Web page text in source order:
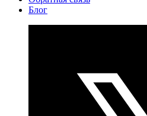
Блог